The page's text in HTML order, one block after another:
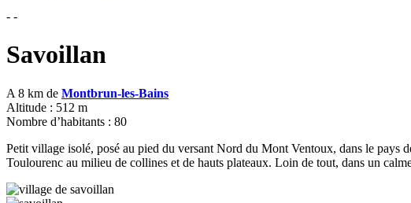
- -
Savoillan
A 8 km de Montbrun-les-Bains
Altitude : 512 m
Nombre d’habitants : 80
Petit village isolé, posé au pied du versant Nord du Mont Ventoux, dans le pays
Toulourenc au milieu de collines et de hauts plateaux. Loin de tout, dans un